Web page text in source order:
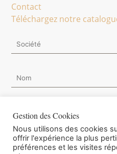
Contact
Téléchargez notre
Je souhaite m'inscrire à la
Gestion des Cookies
Nous utilisons des cookies
offrir l'expérience la plus
préférences et les visites